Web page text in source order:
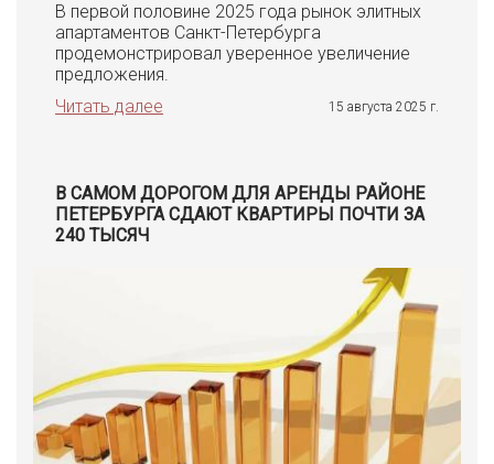
В первой половине 2025 года рынок элитных
апартаментов Санкт-Петербурга
продемонстрировал уверенное увеличение
предложения.
Читать далее
15 августа 2025 г.
В САМОМ ДОРОГОМ ДЛЯ АРЕНДЫ РАЙОНЕ
ПЕТЕРБУРГА СДАЮТ КВАРТИРЫ ПОЧТИ ЗА
240 ТЫСЯЧ